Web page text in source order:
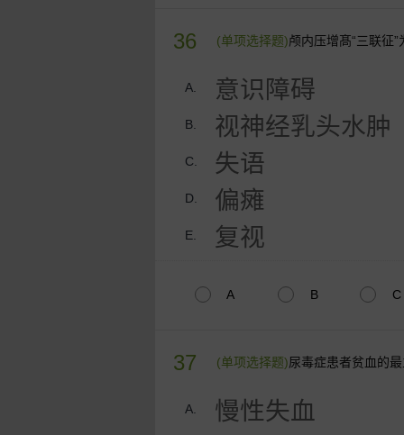
36 (单项选择题)颅内压增髙“三联征
A. 意识障碍
B. 视神经乳头水肿
C. 失语
D. 偏瘫
E. 复视
A B C
37 (单项选择题)尿毒症患者贫血的
A. 慢性失血